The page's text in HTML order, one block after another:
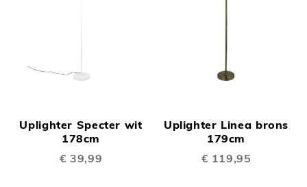
Uplighter Specter wit
178cm
€ 39,99
Uplighter Linea brons
179cm
€ 119,95